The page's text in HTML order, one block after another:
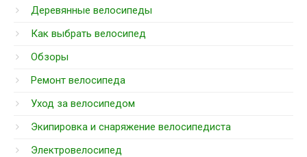
Деревянные велосипеды
Как выбрать велосипед
Обзоры
Ремонт велосипеда
Уход за велосипедом
Экипировка и снаряжение велосипедиста
Электровелосипед